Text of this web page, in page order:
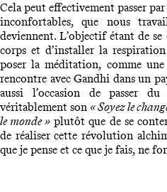
Cela peut effectivement passer
inconfortables, que nous
deviennent. L’objectif étant de
corps et d’installer la
poser la méditation, comme
rencontre avec Gandhi dans un
aussi l’occasion de passer
véritablement son « Soyez le
le monde »plutôt que de se
de réaliser cette révolution
que je pense et ce que je fais, ne